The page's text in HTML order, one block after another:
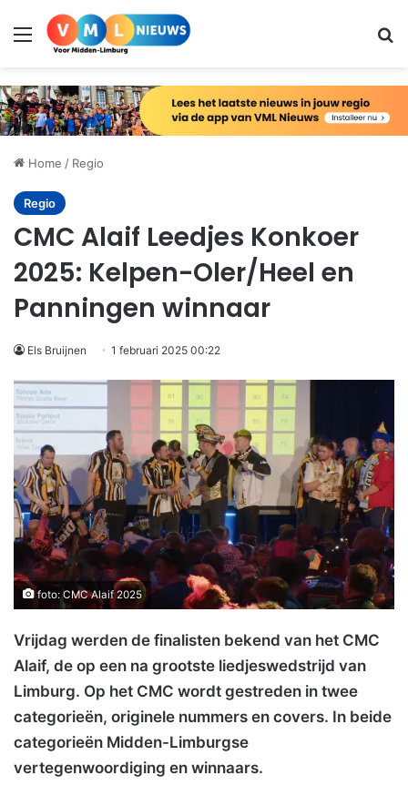
Menu
Home / Regio
Regio
CMC Alaif Leedjes Konkoer
2025: Kelpen-Oler/Heel en
Panningen winnaar
Els Bruijnen 1 februari 2025 00:22
foto: CMC Alaif 2025
Vrijdag werden de finalisten bekend van het CMC
Alaif, de op een na grootste liedjeswedstrijd van
Limburg. Op het CMC wordt gestreden in twee
categorieën, originele nummers en covers. In beide
categorieën Midden-Limburgse
vertegenwoordiging en winnaars.